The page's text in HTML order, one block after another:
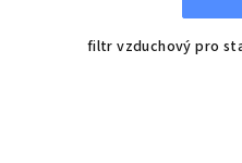
filtr vzduchový pro